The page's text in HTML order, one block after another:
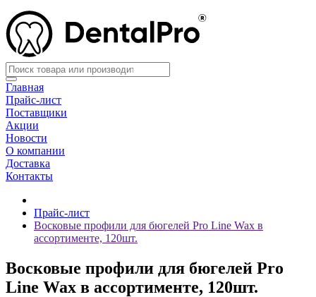
Главная
Прайс-лист
Поставщики
Акции
Новости
О компании
Доставка
Контакты
Прайс-лист
Восковые профили для бюгелей Pro Line Wax в
ассортименте, 120шт.
Восковые профили для бюгелей Pro
Line Wax в ассортименте, 120шт.